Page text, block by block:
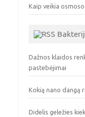
Kaip veikia
Dažnos klaidos
pastebėjimai
Kokią nano dangą
Didelis geležies